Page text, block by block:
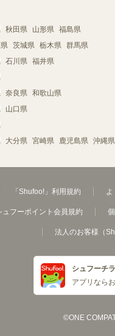
秋田県 山形県 福島県
茨城県 栃木県 群馬県
石川県 福井県
奈良県 和歌山県
山口県
大分県 宮崎県 鹿児島県 沖縄県
「Shufoo!」利用規約 よ
ュフーポイント会員規約
法人のお客様（
シュフーチ
アプリなら
©ONE